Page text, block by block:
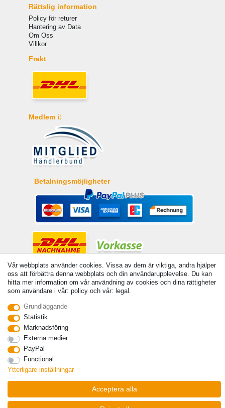
Rättslig information
Policy för returer
Hantering av Data
Om Oss
Villkor
Frakt
Medlem i:
Betalningsmöjligheter
© Copyright 2026 | Alla rattigheter forbehallna. - Angivna priser är inklusive 19 %
moms | För grundpris, se respektive artikel | Gäller för försändelser inom Sverige
Withdraw from contract here
Vår webbplats använder cookies. Vissa av dem är viktiga, andra hjälper
oss att förbättra denna webbplats och din användarupplevelse. Du kan
hitta mer information om vår användning av cookies och dina rättigheter
som användare i vår: policy och vår: legal.
Grundläggande
Statistik
Marknadsföring
Externa medier
PayPal
Functional
Ytterligare inställningar
Acceptera alla